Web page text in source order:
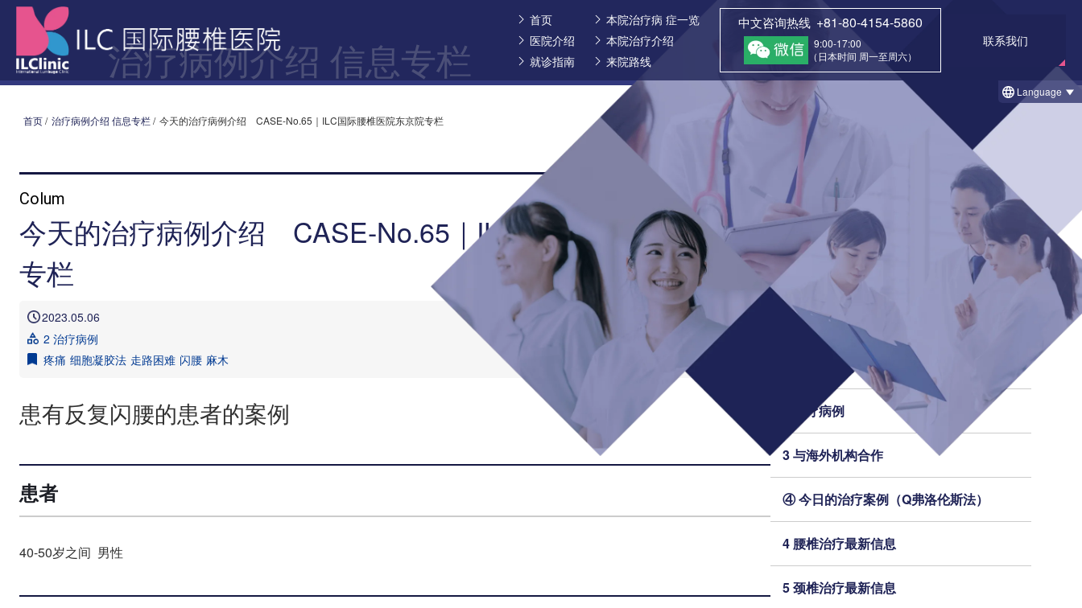
首页
医院介绍
就诊指南
本院治疗病 症一览
本院治疗介绍
来院路线
中文咨询热线 +81-80-4154-5860
9:00-17:00
（日本时间 周一至周六）
联系我们
Language
治疗病例介绍 信息专栏
首页/ 治疗病例介绍 信息专栏/ 今天的治疗病例介绍 CASE-No.65｜ILC国际腰椎医院东京院专栏
Colum
今天的治疗病例介绍 CASE-No.65｜ILC国际腰椎医院东京院
专栏
2023.05.06
2 治疗病例
疼痛 细胞凝胶法 走路困难 闪腰 麻木
患有反复闪腰的患者的案例
患者
40-50岁之间 男性
① 治疗前和治疗后的案例
1 治疗后回访调查结果例
② 今日的治疗案例（细胞凝胶法）
2 今日的治疗案例（细胞凝胶法）
2 治疗病例
3 与海外机构合作
④ 今日的治疗案例（Q弗洛伦斯法）
4 腰椎治疗最新信息
5 颈椎治疗最新信息